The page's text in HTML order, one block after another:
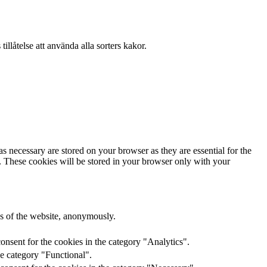
att använda alla sorters kakor.
are stored on your browser as they are essential for the
These cookies will be stored in your browser only with your
of the website, anonymously.
for the cookies in the category "Analytics".
category "Functional".